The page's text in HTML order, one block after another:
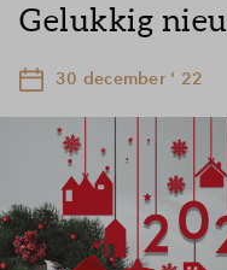
Gelukkig
30 december ' 22